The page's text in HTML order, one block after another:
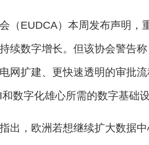
（EUDCA）本周发布声明，
续数字增长。但该协会警告
扩建、更快速透明的审批流
数字化雄心所需的数字基础设
出，欧洲若想继续扩大数据